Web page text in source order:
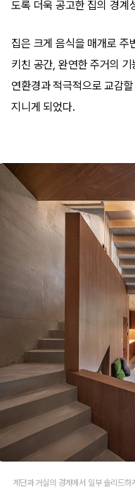
도록 더욱 공고한 집의 경계
집은 크게 음식을 매개로 주
키친 공간, 완연한 주거의
연환경과 적극적으로 교감
지니게 되었다.
계단과 거실의 경계에서 일부 솔리드